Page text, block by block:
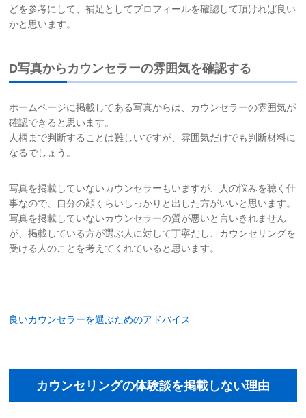
どを参考にして、補足としてプロフィールを確認して頂ければ良い
かと思います。
D写真からカウンセラーの雰囲気を確認する
ホームページに掲載してある写真からは、カウンセラーの雰囲気が
確認できると思います。
人柄まで判断することは難しいですが、雰囲気だけでも判断材料に
なるでしょう。
写真を掲載していないカウンセラーもいますが、人の悩みを聴く仕
事なので、自分の顔くらいしっかりと出した方がいいと思います。
写真を掲載していないカウンセラーの質が悪いと言いきれません
が、掲載している方が選ぶ人に対して丁寧だし、カウンセリングを
受ける人のことを考えてくれていると思います。
良いカウンセラーを選ぶためのアドバイス
カウンセリングの体験談を掲載しない理由